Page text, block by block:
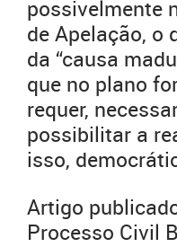
possivelmente
de Apelação, o
da “causa
que no plano
requer,
possibilitar a
isso,
Artigo
Processo Civil